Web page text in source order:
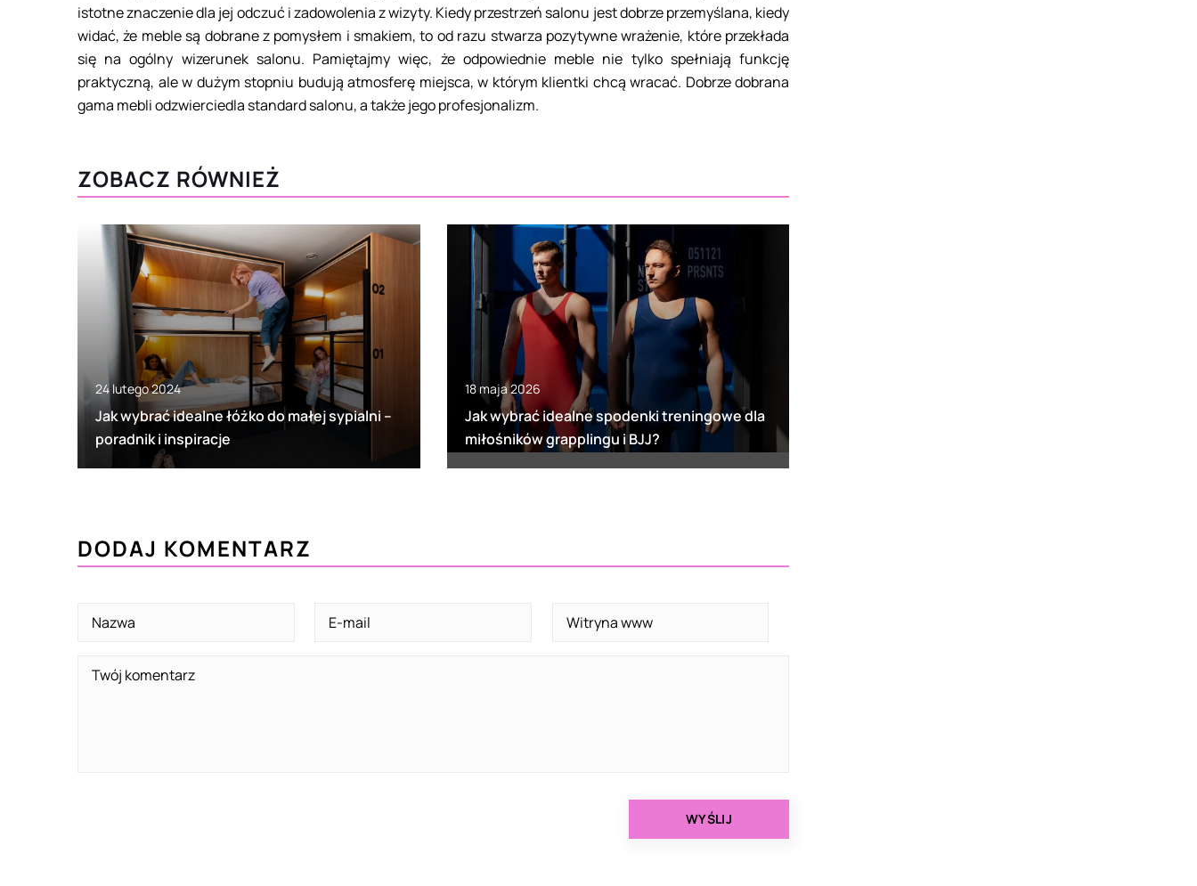
istotne znaczenie dla jej odczuć i zadowolenia z wizyty. Kiedy przestrzeń salonu jest dobrze przemyślana, kiedy
widać, że meble są dobrane z pomysłem i smakiem, to od razu stwarza pozytywne wrażenie, które przekłada
się na ogólny wizerunek salonu. Pamiętajmy więc, że odpowiednie meble nie tylko spełniają funkcję
praktyczną, ale w dużym stopniu budują atmosferę miejsca, w którym klientki chcą wracać. Dobrze dobrana
gama mebli odzwierciedla standard salonu, a także jego profesjonalizm.
ZOBACZ RÓWNIEŻ
24 lutego 2024
Jak wybrać idealne łóżko do małej sypialni –
poradnik i inspiracje
18 maja 2026
Jak wybrać idealne spodenki treningowe dla
miłośników grapplingu i BJJ?
DODAJ KOMENTARZ